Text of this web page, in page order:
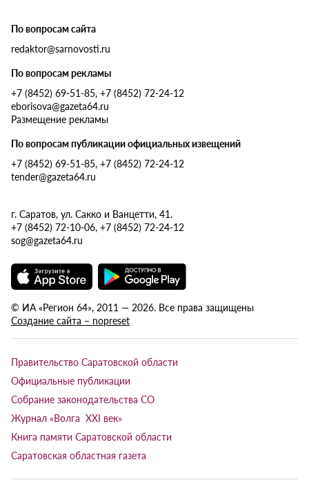
По вопросам сайта
redaktor@sarnovosti.ru
По вопросам рекламы
+7 (8452) 69-51-85, +7 (8452) 72-24-12
eborisova@gazeta64.ru
Размещение рекламы
По вопросам публикации официальных извещений
+7 (8452) 69-51-85, +7 (8452) 72-24-12
tender@gazeta64.ru
г. Саратов, ул. Сакко и Ванцетти, 41.
+7 (8452) 72-10-06, +7 (8452) 72-24-12
sog@gazeta64.ru
© ИА «Регион 64», 2011 — 2026. Все права защищены
Создание сайта – nopreset
Правительство Саратовской области
Официальные публикации
Собрание законодательства СО
Журнал «Волга XXI век»
Книга памяти Саратовской области
Саратовская областная газета